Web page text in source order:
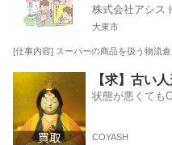
k!!】
株式会社アシス
大東市
[仕事内容] スーパーの商品を扱う物流
その他
【求】古い
状態が悪くても
COYASH